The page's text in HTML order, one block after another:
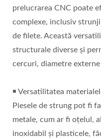
prelucrarea CNC poate
complexe, inclusiv
de filete. Această
structurale diverse și
cercuri, diametre
￭ Versatilitatea
Piesele de strung pot fi
metale, cum ar fi oțelul,
inoxidabil și plasticele,